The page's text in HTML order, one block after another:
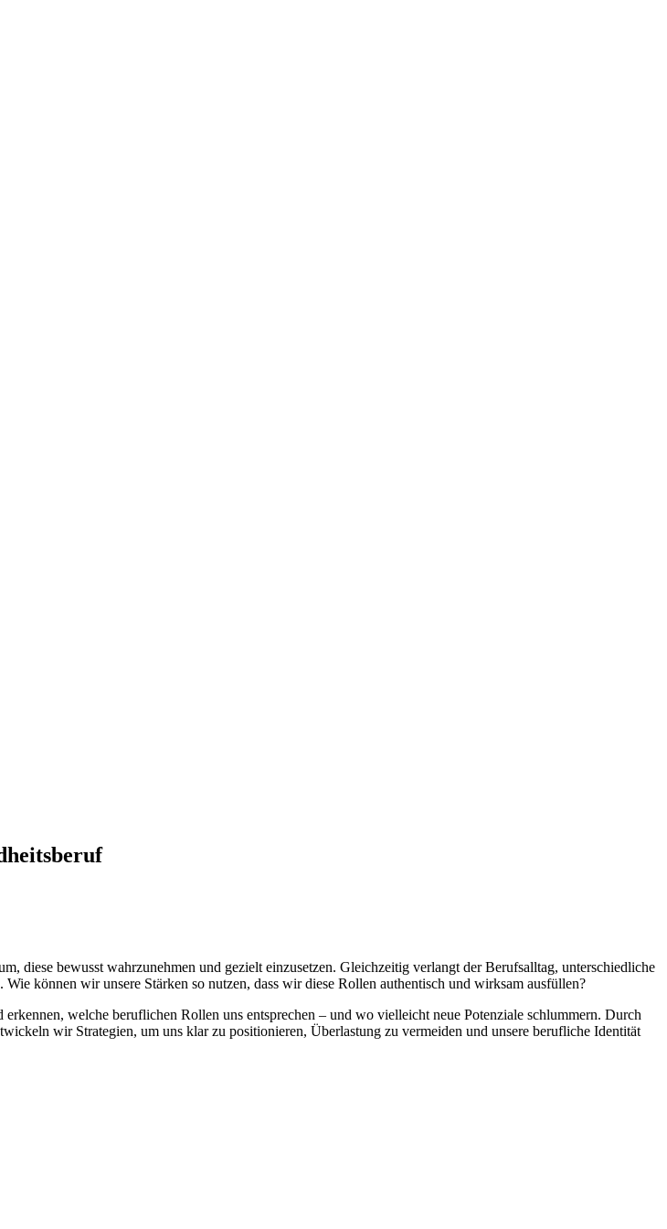
diese bewusst wahrzunehmen und gezielt einzusetzen. Gleichzeitig verlangt der Berufsalltag, unterschiedliche
können wir unsere Stärken so nutzen, dass wir diese Rollen authentisch und wirksam ausfüllen?
welche beruflichen Rollen uns entsprechen – und wo vielleicht neue Potenziale schlummern. Durch
wir Strategien, um uns klar zu positionieren, Überlastung zu vermeiden und unsere berufliche Identität